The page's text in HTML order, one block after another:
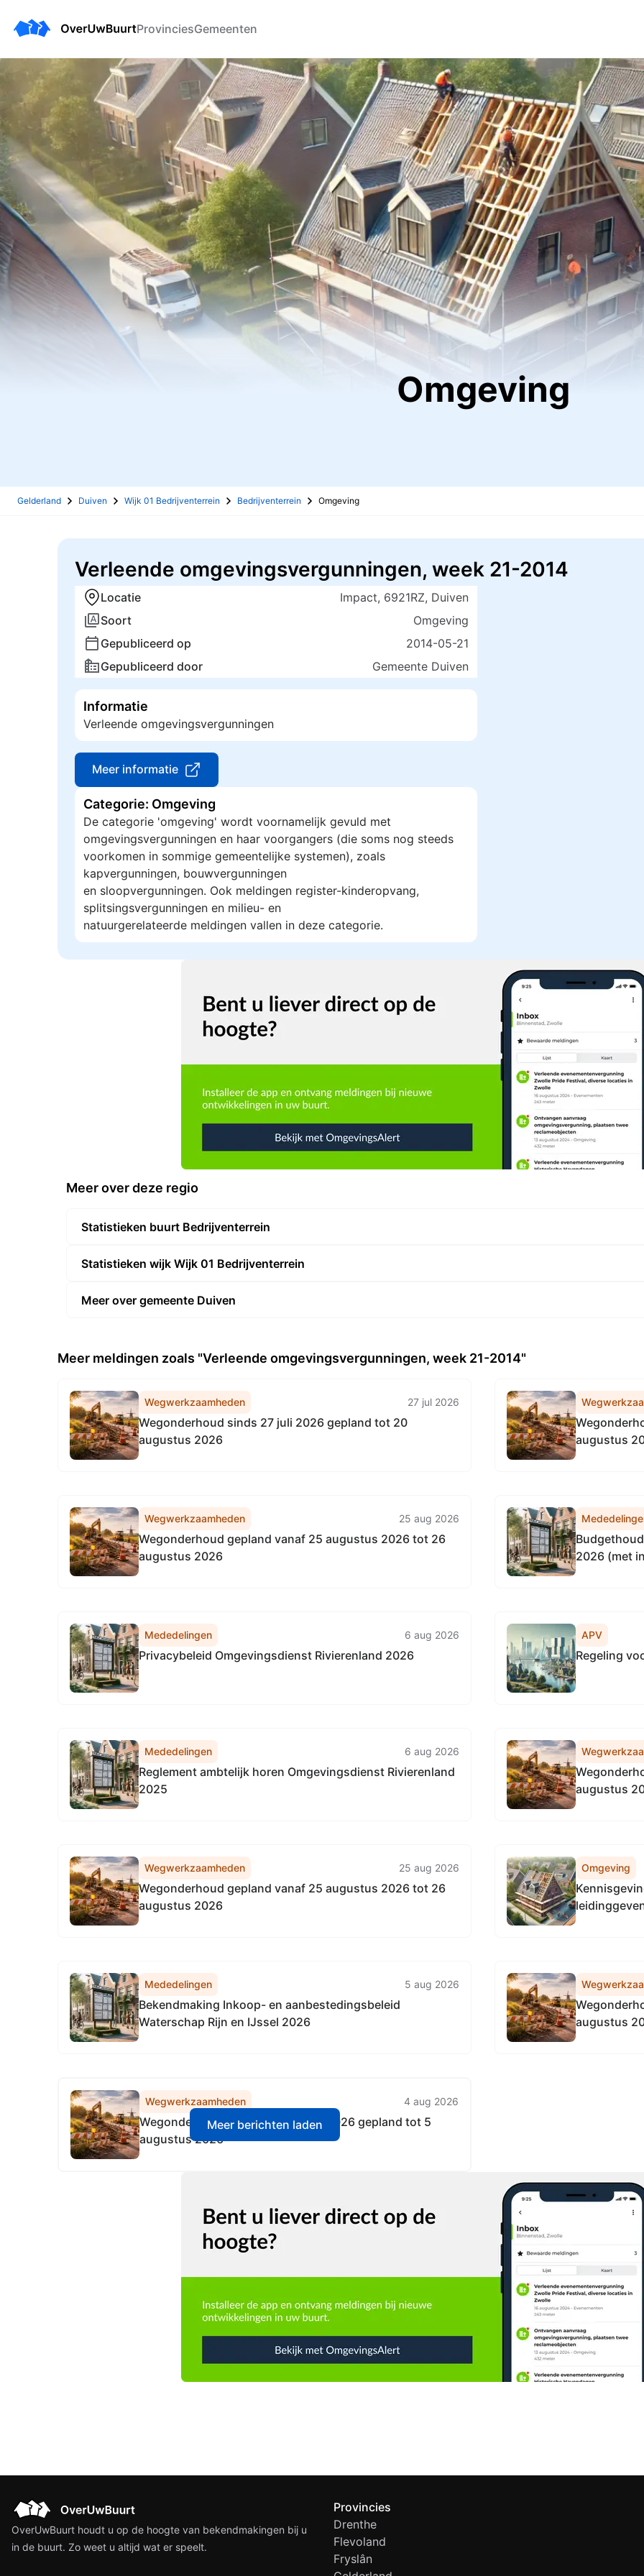
ProvinciesGemeenten
Omgeving
Gelderland Duiven Wijk 01 Bedrijventerrein Bedrijventerrein Omgeving
Verleende omgevingsvergunningen, week 21-2014
Locatie
Impact, 6921RZ, Duiven
Soort
Omgeving
Gepubliceerd op
2014-05-21
Gepubliceerd door
Gemeente Duiven
Informatie
Verleende omgevingsvergunningen
Meer informatie
Categorie: Omgeving
De categorie 'omgeving' wordt voornamelijk gevuld met
omgevingsvergunningen en haar voorgangers (die soms nog steeds
voorkomen in sommige gemeentelijke systemen), zoals
kapvergunningen, bouwvergunningen
en sloopvergunningen. Ook meldingen register-kinderopvang,
splitsingsvergunningen en milieu- en
natuurgerelateerde meldingen vallen in deze categorie.
Meer over deze regio
Statistieken buurt Bedrijventerrein
Statistieken wijk Wijk 01 Bedrijventerrein
Meer over gemeente Duiven
Meer meldingen zoals "Verleende omgevingsvergunningen, week 21-2014"
Wegwerkzaamheden 27 jul 2026
Wegonderhoud sinds 27 juli 2026 gepland tot 20
augustus 2026
augustus
Wegwerkzaamheden 25 aug 2026
Wegonderhoud gepland vanaf 25 augustus 2026 tot 26
augustus 2026
2026 (met
Mededelingen 6 aug 2026
Privacybeleid Omgevingsdienst Rivierenland 2026
APV
Regeling
Mededelingen 6 aug 2026
Reglement ambtelijk horen Omgevingsdienst Rivierenland
2025
augustus
Wegwerkzaamheden 25 aug 2026
Wegonderhoud gepland vanaf 25 augustus 2026 tot 26
augustus 2026
Omgeving
Mededelingen 5 aug 2026
Bekendmaking Inkoop- en aanbestedingsbeleid
Waterschap Rijn en IJssel 2026
augustus
Wegwerkzaamheden 4 aug 2026
Wegonderhoud sinds 4 augustus 2026 gepland tot 5
augustus 2026
Meer berichten laden
OverUwBuurt houdt u op de hoogte van bekendmakingen bij u
in de buurt. Zo weet u altijd wat er speelt.
Provincies
Drenthe
Flevoland
Fryslân